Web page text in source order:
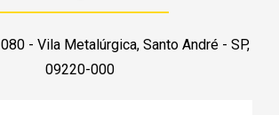
- Vila Metalúrgica, Santo André - SP,
09220-000